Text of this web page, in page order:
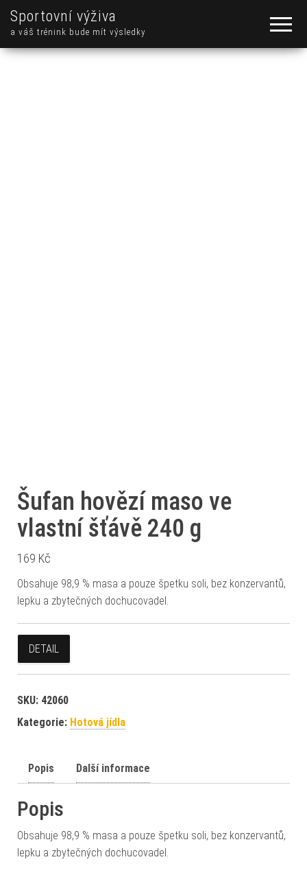
Sportovní výživa
a váš trénink bude mít výsledky
Šufan hovězí maso ve
vlastní šťávě 240 g
169 Kč
Obsahuje 98,9 % masa a pouze špetku soli, bez konzervantů,
lepku a zbytečných dochucovadel.
DETAIL
SKU: 42060
Kategorie: Hotová jídla
Popis Další informace
Popis
Obsahuje 98,9 % masa a pouze špetku soli, bez konzervantů,
lepku a zbytečných dochucovadel.